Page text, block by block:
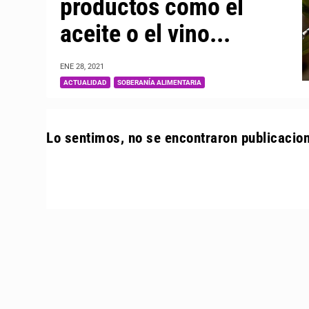
productos como el
aceite o el vino...
ENE 28, 2021
ACTUALIDAD SOBERANÍA ALIMENTARIA
Lo sentimos, no se encontraron